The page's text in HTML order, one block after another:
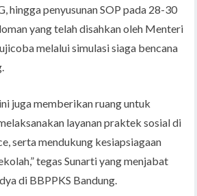
hingga penyusunan SOP pada 28-30
yang telah disahkan oleh Menteri
melalui simulasi siaga bencana
juga memberikan ruang untuk
layanan praktek sosial di
serta mendukung kesiapsiagaan
tegas Sunarti yang menjabat
di BBPPKS Bandung.